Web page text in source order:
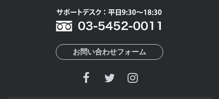
お問い合わせフォーム